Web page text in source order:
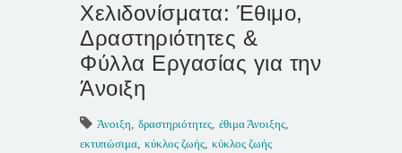
Χελιδονίσματα: Έθιμο,
Δραστηριότητες &
Φύλλα Εργασίας για την
Άνοιξη
Άνοιξη, δραστηριότητες, έθιμα Άνοιξης,
εκτυπώσιμα, κύκλος ζωής, κύκλος ζωής